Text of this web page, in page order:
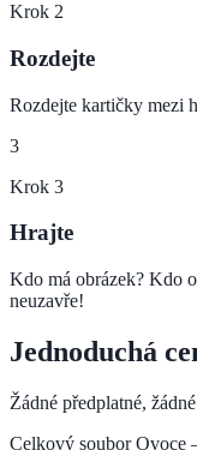
Krok 2
Rozdejte
Rozdejte kartičky mezi
3
Krok 3
Hrajte
Kdo má obrázek? Kdo
neuzavře!
Jednoduchá
Žádné předplatné,
Celkový soubor